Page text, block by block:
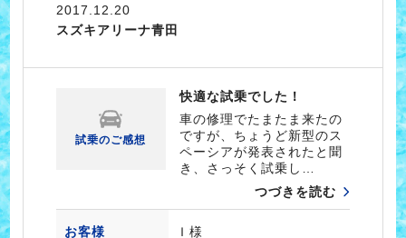
2017.12.20
スズキアリーナ青田
試乗のご感想
快適な試乗でした！
車の修理でたまたま来たの
ですが、ちょうど新型のス
ペーシアが発表されたと聞
き、さっそく試乗し…
つづきを読む
お客様 Ｉ様